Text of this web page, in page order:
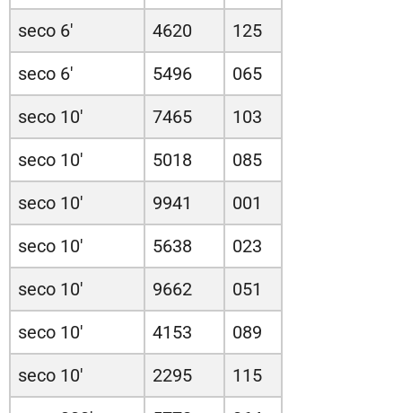
seco 6'
4620
125
seco 6'
5496
065
seco 10'
7465
103
seco 10'
5018
085
seco 10'
9941
001
seco 10'
5638
023
seco 10'
9662
051
seco 10'
4153
089
seco 10'
2295
115